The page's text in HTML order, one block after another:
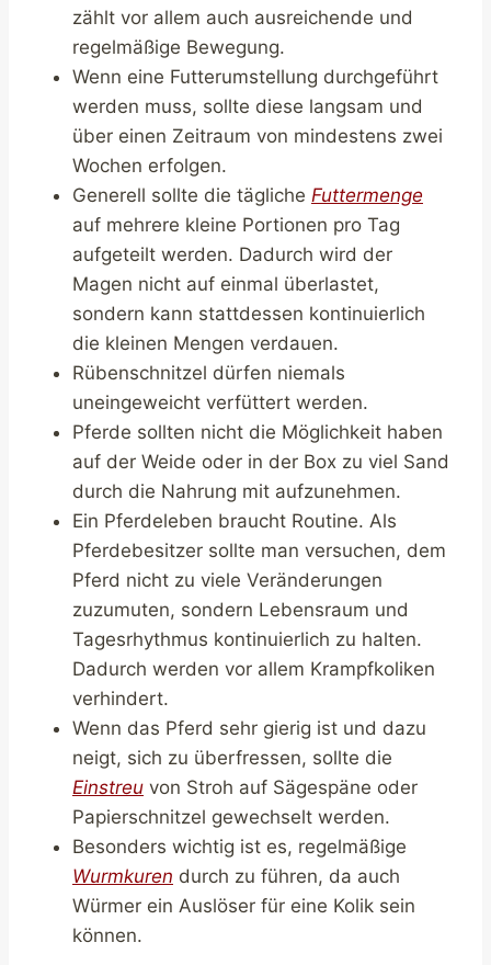
zählt vor allem auch ausreichende und
regelmäßige Bewegung.
Wenn eine Futterumstellung durchgeführt
werden muss, sollte diese langsam und
über einen Zeitraum von mindestens zwei
Wochen erfolgen.
Generell sollte die tägliche Futtermenge
auf mehrere kleine Portionen pro Tag
aufgeteilt werden. Dadurch wird der
Magen nicht auf einmal überlastet,
sondern kann stattdessen kontinuierlich
die kleinen Mengen verdauen.
Rübenschnitzel dürfen niemals
uneingeweicht verfüttert werden.
Pferde sollten nicht die Möglichkeit haben
auf der Weide oder in der Box zu viel Sand
durch die Nahrung mit aufzunehmen.
Ein Pferdeleben braucht Routine. Als
Pferdebesitzer sollte man versuchen, dem
Pferd nicht zu viele Veränderungen
zuzumuten, sondern Lebensraum und
Tagesrhythmus kontinuierlich zu halten.
Dadurch werden vor allem Krampfkoliken
verhindert.
Wenn das Pferd sehr gierig ist und dazu
neigt, sich zu überfressen, sollte die
Einstreu von Stroh auf Sägespäne oder
Papierschnitzel gewechselt werden.
Besonders wichtig ist es, regelmäßige
Wurmkuren durch zu führen, da auch
Würmer ein Auslöser für eine Kolik sein
können.